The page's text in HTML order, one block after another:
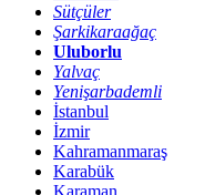
Sütçüler
Şarkikaraağaç
Uluborlu
Yalvaç
Yenişarbademli
İstanbul
İzmir
Kahramanmaraş
Karabük
Karaman